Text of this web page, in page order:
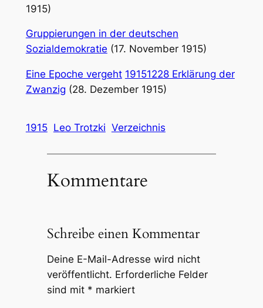
1915)
Gruppierungen in der deutschen
Sozialdemokratie (17. November 1915)
Eine Epoche vergeht 19151228 Erklärung der
Zwanzig (28. Dezember 1915)
1915 Leo Trotzki Verzeichnis
Kommentare
Schreibe einen Kommentar
Deine E-Mail-Adresse wird nicht
veröffentlicht. Erforderliche Felder
sind mit * markiert